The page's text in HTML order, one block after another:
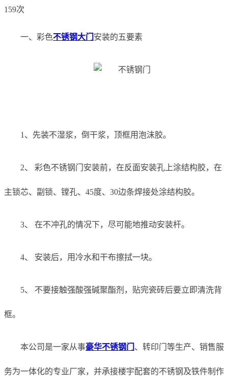
159次
一、彩色不锈钢大门 安装的五要素
1、先装不湿浆，倒干浆，顶框用泡沫胶。
2、 彩色不锈钢门安装前，在反面安装孔上涂结构胶，在
主锁芯、副锁、镗孔、45度、30边条焊接处涂结构胶。
3、 在不冲孔的情况下，尽可能地推动安装杆。
4、 安装后，用冷水和干布擦拭一块。
5、 不要接触强酸强碱聚酯剂，贴完瓷砖后要立即清洗背
框。
本公司是一家从事豪华不锈钢门 、转印门等生产、销售服
务为一体化的专业厂家，并承接楼宇配套的不锈钢及铁件制作